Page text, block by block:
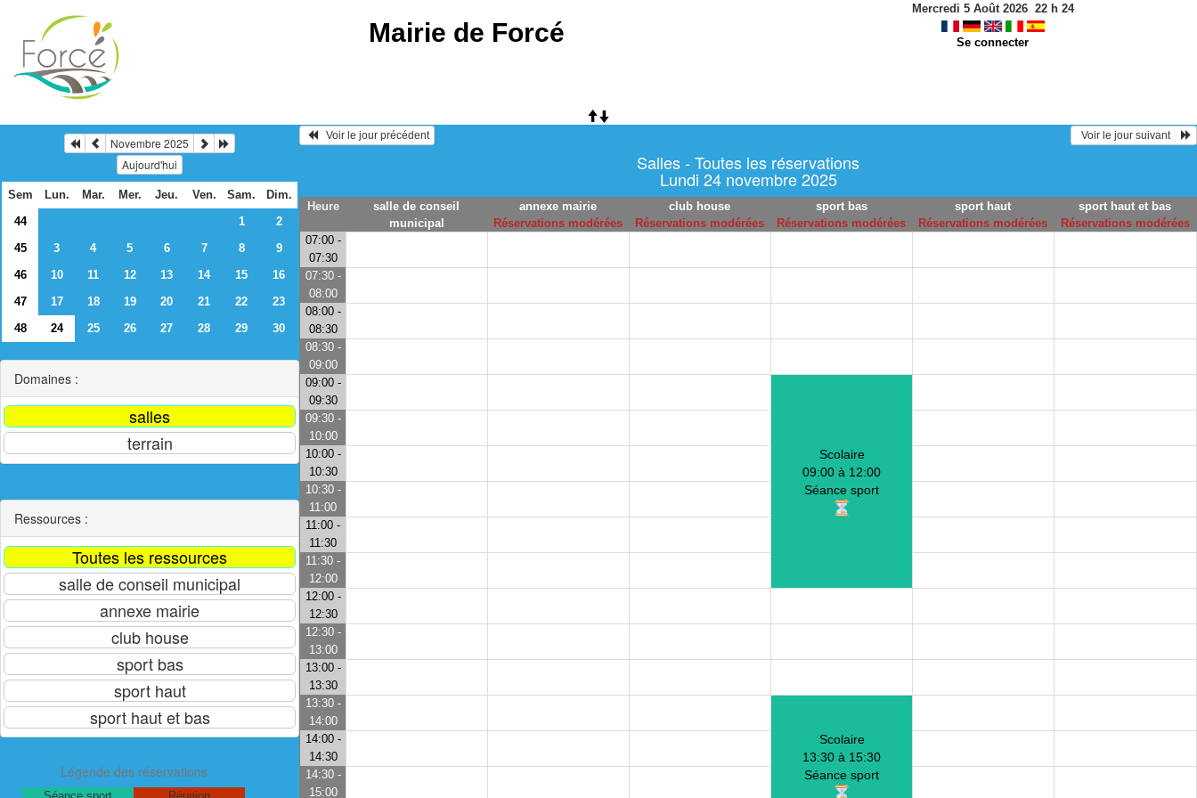
Mairie de Forcé
Mercredi 5 Août 2026 22h 24
Se connecter
Novembre 2025
Aujourd'hui
Sem Lun. Mar. Mer. Jeu. Ven. Sam.
Dim.
44
1
2
45
3 4 5 6 7 8
9
46
10 11 12 13 14 15
16
47
17 18 19 20 21 22
23
48
24 25 26 27 28 29 30
Domaines :
Ressources :
Légende des réservations
   Voir le jour précédent
  Voir le jour suivant
Salles - Toutes les réservations
Lundi 24 novembre 2025
Heure
salle de conseil
municipal
annexe mairie
Réservations modérées
club house
Réservations modérées
sport bas
Réservations modérées
sport haut
Réservations modérées
sport haut et bas
Réservations modérées
07:00 -
07:30
07:30 -
08:00
08:00 -
08:30
08:30 -
09:00
09:00 -
09:30
Scolaire
09:00 à 12:00
Séance sport
09:30 -
10:00
10:00 -
10:30
10:30 -
11:00
11:00 -
11:30
11:30 -
12:00
12:00 -
12:30
12:30 -
13:00
13:00 -
13:30
13:30 -
14:00
Scolaire
13:30 à 15:30
Séance sport
14:00 -
14:30
14:30 -
15:00